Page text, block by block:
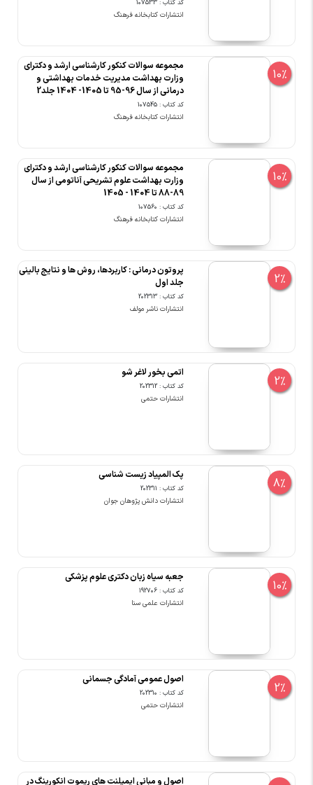
کد کتاب : 107533
انتشارات کتابخانه فرهنگ
10%
مجموعه سوالات کنکور کارشناسی ارشد و دکترای
وزارت بهداشت مدیریت خدمات بهداشتی و
درمانی از سال 96-95 تا 1405- 1404 جلد2
کد کتاب : 107545
انتشارات کتابخانه فرهنگ
10%
مجموعه سوالات کنکور کارشناسی ارشد و دکترای
وزارت بهداشت علوم تشریحی آناتومی از سال
89-88 تا 1404 - 1405
کد کتاب : 107560
انتشارات کتابخانه فرهنگ
2%
پروتون درمانی : کاربردها، روش ها و نتایج بالینی
جلد اول
کد کتاب : 202313
انتشارات ناشر مولف
2%
اتمی بخور لاغر شو
کد کتاب : 202312
انتشارات حتمی
8%
پک المپیاد زیست شناسی
کد کتاب : 202311
انتشارات دانش پژوهان جوان
10%
جعبه سیاه زبان دکتری علوم پزشکی
کد کتاب : 192706
انتشارات علمی سنا
2%
اصول عمومی آمادگی جسمانی
کد کتاب : 202310
انتشارات حتمی
اصول و مبانی ایمپلنت های ریموت انکورینگ در